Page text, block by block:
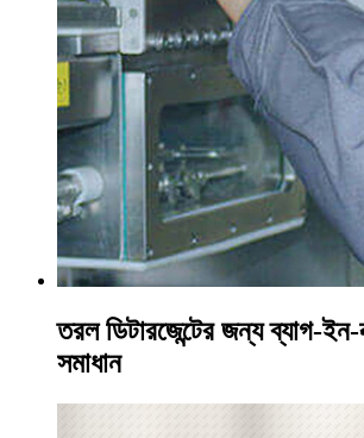
তরল ডিটারজেন্টের জন্য ব্যাগ-ইন-
সমাধান